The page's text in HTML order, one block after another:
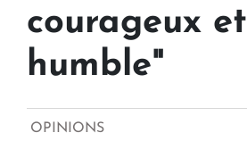
courageux et
humble"
OPINIONS